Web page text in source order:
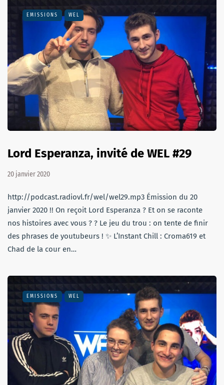
EMISSIONS WEL
Lord Esperanza, invité de WEL #29
20 janvier 2020
http://podcast.radiovl.fr/wel/wel29.mp3 Émission du 20
janvier 2020 !! On reçoit Lord Esperanza ? Et on se raconte
nos histoires avec vous ? ? Le jeu du trou : on tente de finir
des phrases de youtubeurs ! ✨ L’Instant Chill : Croma619 et
Chad de la cour en…
EMISSIONS WEL